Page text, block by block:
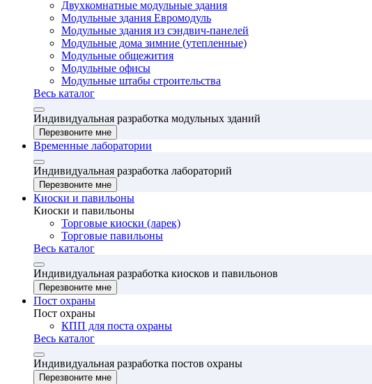
Двухкомнатные модульные здания
Модульные здания Евромодуль
Модульные здания из сэндвич-панелей
Модульные дома зимние (утепленные)
Модульные общежития
Модульные офисы
Модульные штабы строительства
Весь каталог
Индивидуальная разработка модульных зданий
Перезвоните мне
Временные лаборатории
Индивидуальная разработка лабораторий
Перезвоните мне
Киоски и павильоны
Киоски и павильоны
Торговые киоски (ларек)
Торговые павильоны
Весь каталог
Индивидуальная разработка киосков и павильонов
Перезвоните мне
Пост охраны
Пост охраны
КПП для поста охраны
Весь каталог
Индивидуальная разработка постов охраны
Перезвоните мне